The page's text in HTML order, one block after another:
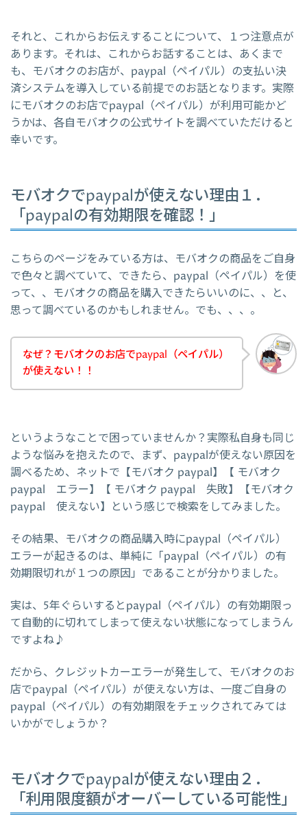
それと、これからお伝えすることについて、１つ注意点が
あります。それは、これからお話することは、あくまで
も、モバオクのお店が、paypal（ペイパル）の支払い決
済システムを導入している前提でのお話となります。実際
にモバオクのお店でpaypal（ペイパル）が利用可能かど
うかは、各自モバオクの公式サイトを調べていただけると
幸いです。
モバオクでpaypalが使えない理由１．
「paypalの有効期限を確認！」
こちらのページをみている方は、モバオクの商品をご自身
で色々と調べていて、できたら、paypal（ペイパル）を使
って、、モバオクの商品を購入できたらいいのに、、と、
思って調べているのかもしれません。でも、、、。
なぜ？モバオクのお店でpaypal（ペイパル）
が使えない！！
というようなことで困っていませんか？実際私自身も同じ
ような悩みを抱えたので、まず、paypalが使えない原因を
調べるため、ネットで【モバオク paypal】【 モバオク
paypal エラー】【 モバオク paypal 失敗】【モバオク
paypal 使えない】という感じで検索をしてみました。
その結果、モバオクの商品購入時にpaypal（ペイパル）
エラーが起きるのは、単純に「paypal（ペイパル）の有
効期限切れが１つの原因」であることが分かりました。
実は、5年ぐらいするとpaypal（ペイパル）の有効期限っ
て自動的に切れてしまって使えない状態になってしまうん
ですよね♪
だから、クレジットカーエラーが発生して、モバオクのお
店でpaypal（ペイパル）が使えない方は、一度ご自身の
paypal（ペイパル）の有効期限をチェックされてみては
いかがでしょうか？
モバオクでpaypalが使えない理由２．
「利用限度額がオーバーしている可能性」